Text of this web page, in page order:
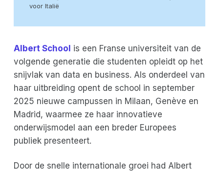
voor Italië
Albert School is een Franse universiteit van de
volgende generatie die studenten opleidt op het
snijvlak van data en business. Als onderdeel van
haar uitbreiding opent de school in september
2025 nieuwe campussen in Milaan, Genève en
Madrid, waarmee ze haar innovatieve
onderwijsmodel aan een breder Europees
publiek presenteert.
Door de snelle internationale groei had Albert